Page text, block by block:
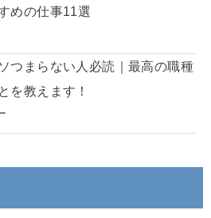
めの仕事11選
つまらない人必読｜最高の職種
を教えます！